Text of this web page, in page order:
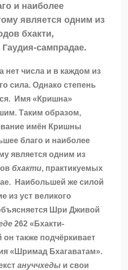
и наиболее
является одним из
бхакти,
сампрадае.
нет числа и в каждом из
сила. Однако степень
Имя «Кришна»
Таким образом,
имён Кришны
благо и наиболее
является одним из
бхакти, практикуемых
Наибольшей же силой
из уст великого
Шри Дживой
262 «Бхакти-
также подчёркивает
«Шримад Бхагаватам».
ануччхеды и свои